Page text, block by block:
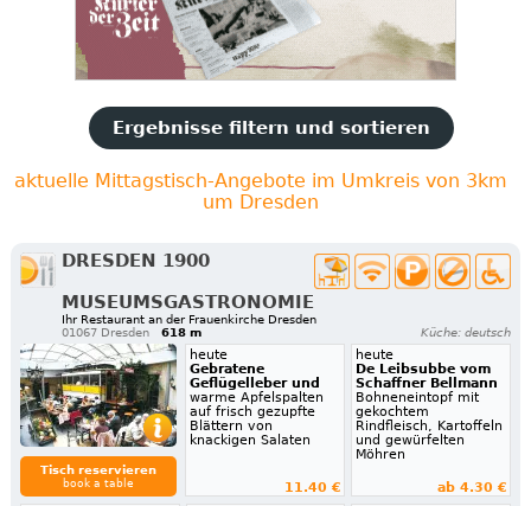
Ergebnisse filtern und sortieren
aktuelle Mittagstisch-Angebote im Umkreis von 3km
um Dresden
DRESDEN 1900
MUSEUMSGASTRONOMIE
Ihr Restaurant an der Frauenkirche Dresden
01067 Dresden
618 m Küche: deutsch
Tisch reservieren
book a table
heute
Gebratene
Geflügelleber und
warme Apfelspalten
auf frisch gezupfte
Blättern von
knackigen Salaten
11.40 €
heute
De Leibsubbe vom
Schaffner Bellmann
Bohneneintopf mit
gekochtem
Rindfleisch, Kartoffeln
und gewürfelten
Möhren
ab 4.30 €